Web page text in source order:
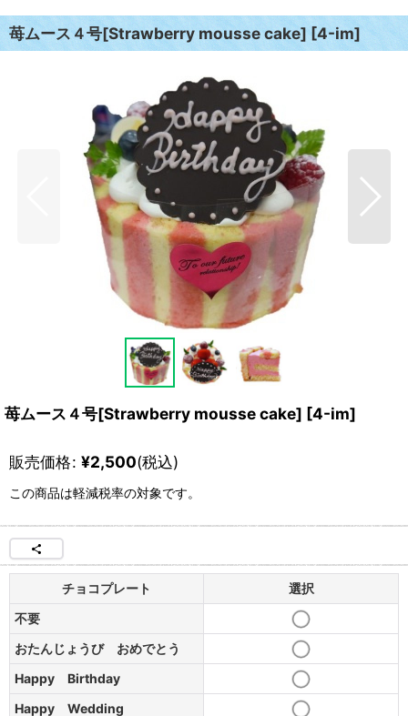
苺ムース４号[Strawberry mousse cake] [4-im]
苺ムース４号[Strawberry mousse cake] [4-im]
販売価格: ¥2,500(税込)
この商品は軽減税率の対象です。
チョコプレート
選択
不要
おたんじょうび おめでとう
Happy Birthday
Happy Wedding